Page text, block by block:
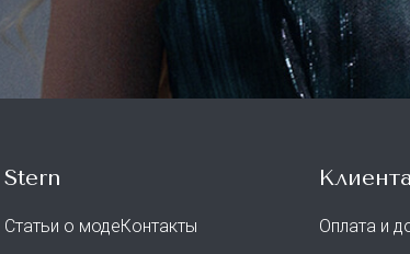
Stern
Статьи о модеКонтакты Оплата и